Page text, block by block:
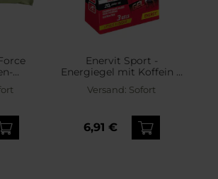
- 4 Stk.
Enervit Sport -
Energiegel mit Koffein 3
x 25 ml - Zitrus
Versand: Sofort
6,91 €